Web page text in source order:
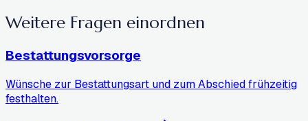
Weitere Fragen einordnen
Bestattungsvorsorge
Wünsche zur Bestattungsart und zum Abschied frühzeitig
festhalten.